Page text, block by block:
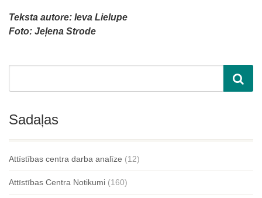
Teksta autore: Ieva Lielupe
Foto: Jeļena Strode
Sadaļas
Attīstības centra darba analīze (12)
Attīstības Centra Notikumi (160)